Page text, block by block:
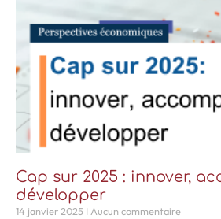
Cap sur 2025 : innover,
développer
14 janvier 2025 Aucun commentaire